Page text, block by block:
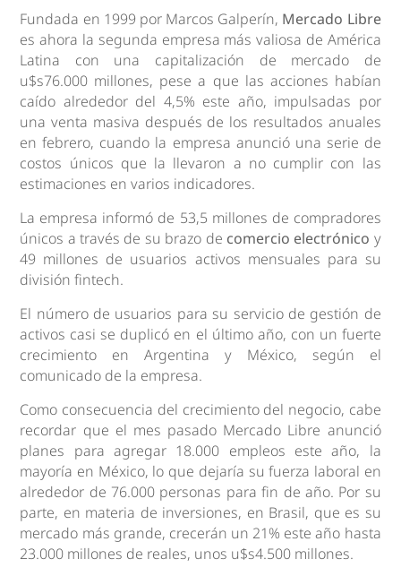
Fundada en 1999 por Marcos Galperín, Mercado Libre
es ahora la segunda empresa más valiosa de América
Latina con una capitalización de mercado de
u$s76.000 millones, pese a que las acciones habían
caído alrededor del 4,5% este año, impulsadas por
una venta masiva después de los resultados anuales
en febrero, cuando la empresa anunció una serie de
costos únicos que la llevaron a no cumplir con las
estimaciones en varios indicadores.
La empresa informó de 53,5 millones de compradores
únicos a través de su brazo de comercio electrónico y
49 millones de usuarios activos mensuales para su
división fintech.
El número de usuarios para su servicio de gestión de
activos casi se duplicó en el último año, con un fuerte
crecimiento en Argentina y México, según el
comunicado de la empresa.
Como consecuencia del crecimiento del negocio, cabe
recordar que el mes pasado Mercado Libre anunció
planes para agregar 18.000 empleos este año, la
mayoría en México, lo que dejaría su fuerza laboral en
alrededor de 76.000 personas para fin de año. Por su
parte, en materia de inversiones, en Brasil, que es su
mercado más grande, crecerán un 21% este año hasta
23.000 millones de reales, unos u$s4.500 millones.